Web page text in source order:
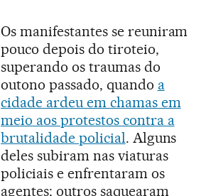
Os manifestantes se reuniram
pouco depois do tiroteio,
superando os traumas do
outono passado, quando a
cidade ardeu em chamas em
meio aos protestos contra a
brutalidade policial. Alguns
deles subiram nas viaturas
policiais e enfrentaram os
agentes; outros saquearam